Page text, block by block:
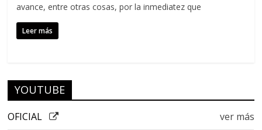
avance, entre otras cosas, por la inmediatez que
Leer más
YOUTUBE
ver más
OFICIAL